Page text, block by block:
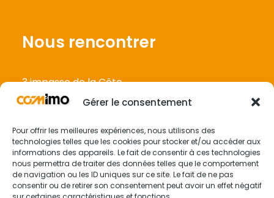
Gérer le consentement
Pour offrir les meilleures expériences, nous utilisons des
technologies telles que les cookies pour stocker et/ou accéder aux
informations des appareils. Le fait de consentir à ces technologies
nous permettra de traiter des données telles que le comportement
de navigation ou les ID uniques sur ce site. Le fait de ne pas
consentir ou de retirer son consentement peut avoir un effet négatif
Nous rencontrer
3 impasse de la Côte,
57160 Lessy
Nous contacter
contact@comimo.fr